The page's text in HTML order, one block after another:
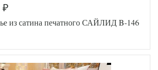
B-
₽
из сатина печатного САЙЛИД B-146